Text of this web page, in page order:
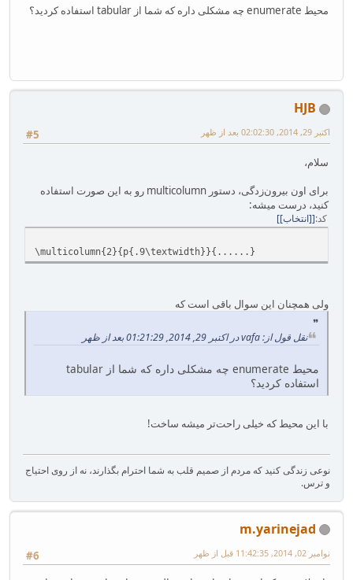
محیط enumerate چه مشکلی داره که شما از tabular استفاده کردید؟
HJB
#5 اکتبر 29, 2014, 02:02:30 بعد از ظهر
سلام،
برای اون بیرون‌زدگی، دستور multicolumn رو به این صورت استفاده
کنید، درست میشه:
کد [انتخاب]
\multicolumn{2}{p{.9\textwidth}}{......}
ولی همچنان این سوال باقی است که
نقل قول از: vafa در اکتبر 29, 2014, 01:21:29 بعد از ظهر
محیط enumerate چه مشکلی داره که شما از tabular
استفاده کردید؟
با این محیط که خیلی راحت‌تر میشه ساخت!
نوعی زندگی کنید که مردم از صمیم قلب به شما احترام بگذارند، نه از روی احتیاج
و ترس.
m.yarinejad
#6 نوامبر 02, 2014, 11:42:35 قبل از ظهر